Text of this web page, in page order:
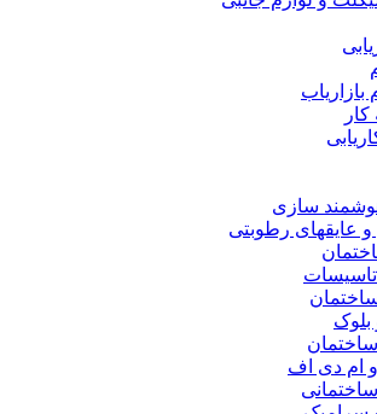
بازاریاب
کار
سازی
و عایقهای رطوبتی
تاسیسات
بلوک
و ام دی اف